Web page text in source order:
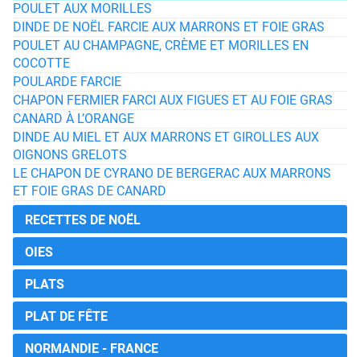
POULET AUX MORILLES
DINDE DE NOËL FARCIE AUX MARRONS ET FOIE GRAS
POULET AU CHAMPAGNE, CRÈME ET MORILLES EN
COCOTTE
POULARDE FARCIE
CHAPON FERMIER FARCI AUX FIGUES ET AU FOIE GRAS
CANARD À L’ORANGE
DINDE AU MIEL ET AUX MARRONS ET GIROLLES AUX
OIGNONS GRELOTS
LE CHAPON DE CYRANO DE BERGERAC AUX MARRONS
ET FOIE GRAS DE CANARD
RECETTES DE NOËL
OIES
PLATS
PLAT DE FÊTE
NORMANDIE - FRANCE